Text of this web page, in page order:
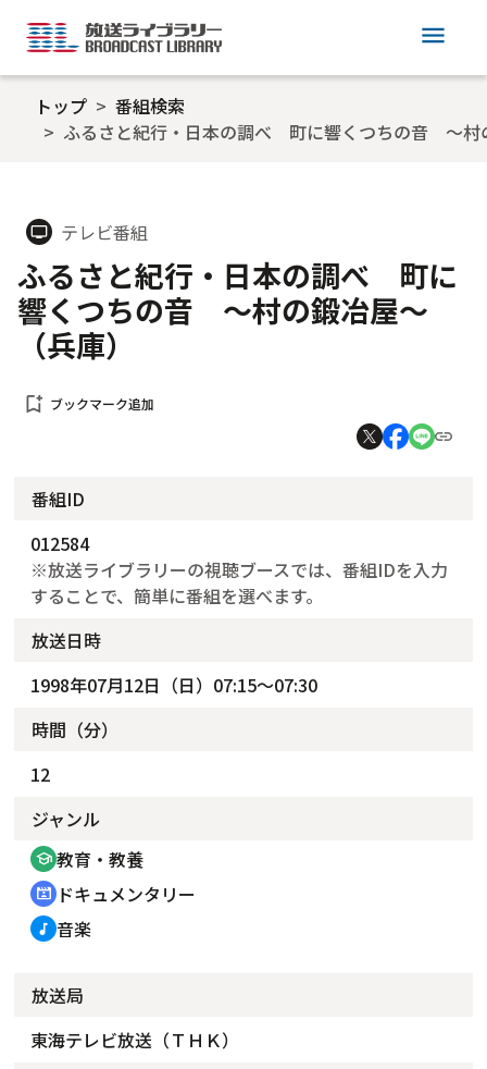
menu
トップ
番組検索
ふるさと紀行・日本の調べ 町に響くつちの音 ～村
tv テレビ番組
ふるさと紀行・日本の調べ 町に
響くつちの音 ～村の鍛冶屋～
（兵庫）
bookmark_add ブックマーク追加
番組ID
012584
※放送ライブラリーの視聴ブースでは、番組IDを入力
することで、簡単に番組を選べます。
放送日時
1998年07月12日（日）07:15～07:30
時間（分）
12
ジャンル
school 教育・教養
cinematic_blur ドキュメンタリー
music_note 音楽
放送局
東海テレビ放送（ＴＨＫ）